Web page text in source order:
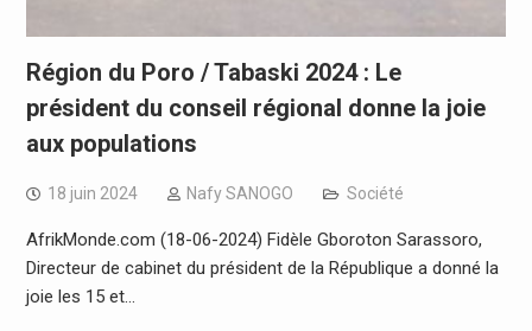
Région du Poro / Tabaski 2024 : Le
président du conseil régional donne la joie
aux populations
18 juin 2024 Nafy SANOGO Société
AfrikMonde.com (18-06-2024) Fidèle Gboroton Sarassoro,
Directeur de cabinet du président de la République a donné la
joie les 15 et…